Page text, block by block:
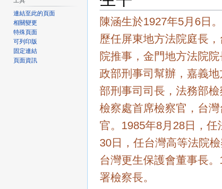
陳涵生於1927年5月6日
歷任屏東地方法院庭長
院推事，金門地方法院
政部刑事司幫辦，嘉義
部刑事司司長，法務部
檢察處首席檢察官，台
官。1985年8月28日，
30日，任台灣高等法院
台灣更生保護會董事長
署檢察長。
連結至此的頁面
相關變更
特殊頁面
可列印版
固定連結
頁面資訊